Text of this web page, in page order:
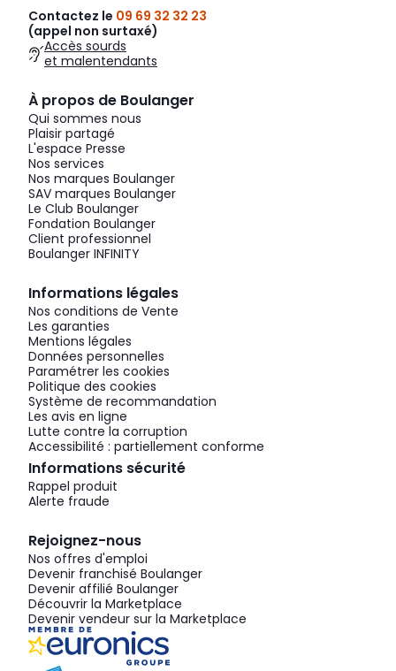
Contactez le 09 69 32 32 23
(appel non surtaxé)
Accès sourds
et malentendants
À propos de Boulanger
Qui sommes nous
Plaisir partagé
L'espace Presse
Nos services
Nos marques Boulanger
SAV marques Boulanger
Le Club Boulanger
Fondation Boulanger
Client professionnel
Boulanger INFINITY
Informations légales
Nos conditions de Vente
Les garanties
Mentions légales
Données personnelles
Paramétrer les cookies
Politique des cookies
Système de recommandation
Les avis en ligne
Lutte contre la corruption
Accessibilité : partiellement conforme
Informations sécurité
Rappel produit
Alerte fraude
Rejoignez-nous
Nos offres d'emploi
Devenir franchisé Boulanger
Devenir affilié Boulanger
Découvrir la Marketplace
Devenir vendeur sur la Marketplace